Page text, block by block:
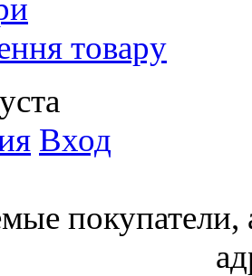
товару
Вход
покупатели,